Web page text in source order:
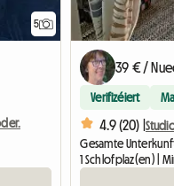
5
39 € /
Verifizéiert
4.9 (20) |
Gesamte
1 Schlofplaz(en) |